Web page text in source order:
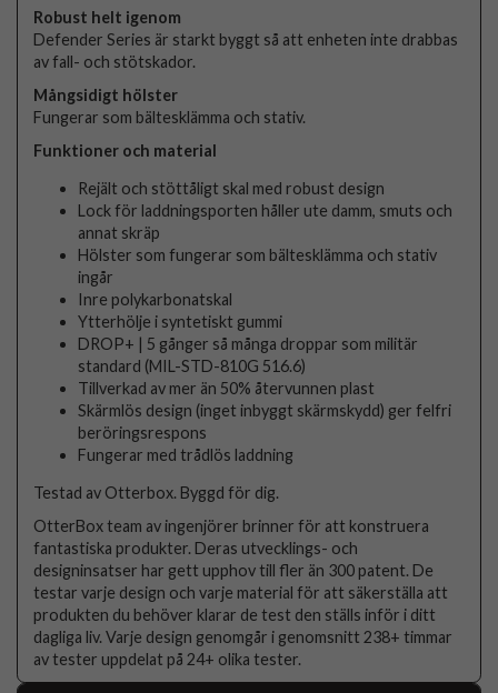
Robust helt igenom
Defender Series är starkt byggt så att enheten inte drabbas
av fall- och stötskador.
Mångsidigt hölster
Fungerar som bältesklämma och stativ.
Funktioner och material
Rejält och stöttåligt skal med robust design
Lock för laddningsporten håller ute damm, smuts och
annat skräp
Hölster som fungerar som bältesklämma och stativ
ingår
Inre polykarbonatskal
Ytterhölje i syntetiskt gummi
DROP+ | 5 gånger så många droppar som militär
standard (MIL-STD-810G 516.6)
Tillverkad av mer än 50% återvunnen plast
Skärmlös design (inget inbyggt skärmskydd) ger felfri
beröringsrespons
Fungerar med trådlös laddning
Testad av Otterbox. Byggd för dig.
OtterBox team av ingenjörer brinner för att konstruera
fantastiska produkter. Deras utvecklings- och
designinsatser har gett upphov till fler än 300 patent. De
testar varje design och varje material för att säkerställa att
produkten du behöver klarar de test den ställs inför i ditt
dagliga liv. Varje design genomgår i genomsnitt 238+ timmar
av tester uppdelat på 24+ olika tester.